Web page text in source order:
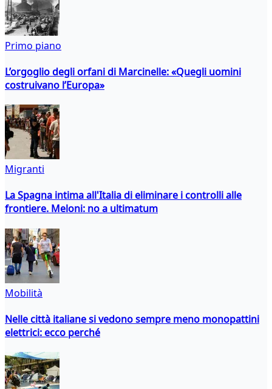
Primo piano
L’orgoglio degli orfani di Marcinelle: «Quegli uomini
costruivano l’Europa»
Migranti
La Spagna intima all'Italia di eliminare i controlli alle
frontiere. Meloni: no a ultimatum
Mobilità
Nelle città italiane si vedono sempre meno monopattini
elettrici: ecco perché